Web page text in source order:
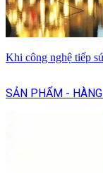
Khi công nghệ tiếp
SẢN PHẨM -